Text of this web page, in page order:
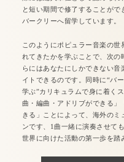
と短い期間で修了することが
バークリーへ留学しています。
このようにポピュラー音楽の
れてきたかを学ぶことで、次の
らにはあなたにしかできない
イトできるのです。同時に“バ
学ぶ”カリキュラムで身に着く
曲・編曲・アドリブができる」
きる」ことによって、海外の
ンです、1曲一緒に演奏させて
世界に向けた活動の第一歩を踏